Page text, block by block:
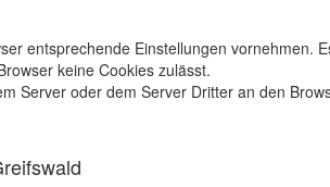
entsprechende Einstellungen vornehmen.
keine Cookies zulässt.
Server oder dem Server Dritter an den